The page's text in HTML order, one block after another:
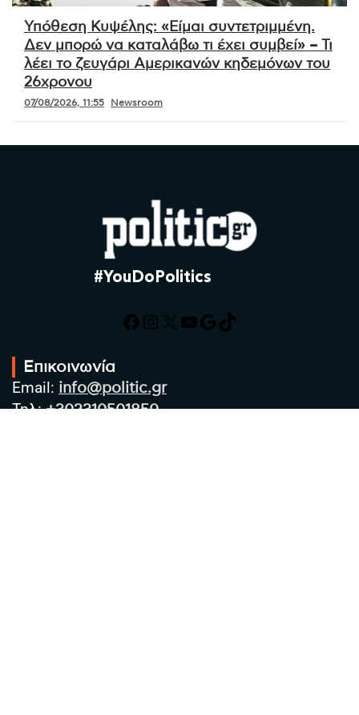
Υπόθεση Κυψέλης: «Είμαι συντετριμμένη.
Δεν μπορώ να καταλάβω τι έχει συμβεί» – Τι
λέει το ζευγάρι Αμερικανών κηδεμόνων του
26χρονου
07/08/2026, 11:55 Newsroom
#YouDoPolitics
Facebook
Instagram
X YouTube
Google
TikTok
Επικοινωνία
Email: info@politic.gr
Τηλ:+302310501850